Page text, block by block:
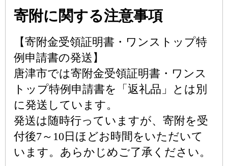
寄附に関する注意事項
【寄附金受領証明書・ワンストップ特
例申請書の発送】
唐津市では寄附金受領証明書・ワンス
トップ特例申請書を「返礼品」とは別
に発送しています。
発送は随時行っていますが、寄附を受
付後7～10日ほどお時間をいただいて
います。あらかじめご了承ください。